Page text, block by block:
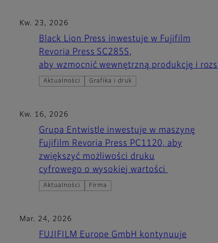
Kw. 23, 2026
Black Lion Press inwestuje w Fujifilm
Revoria Press SC285S,
aby wzmocnić wewnętrzną produkcję i
Aktualności Grafika i druk
Kw. 16, 2026
Grupa Entwistle inwestuje w maszynę
Fujifilm Revoria Press PC1120, aby
zwiększyć możliwości druku
cyfrowego o wysokiej wartości
Aktualności Firma
Mar. 24, 2026
FUJIFILM Europe GmbH kontynuuje